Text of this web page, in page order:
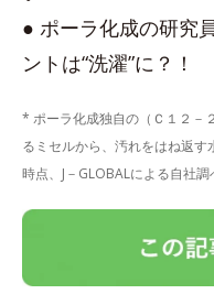
● ポーラ化成の研究
ントは“洗濯”に？！
* ポーラ化成独自の（Ｃ１２－
るミセルから、汚れをはね返
時点、J－GLOBALによる自社調